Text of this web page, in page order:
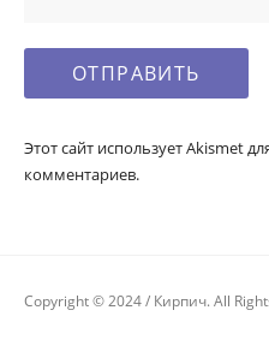
Этот сайт использует Akismet
комментариев.
Copyright © 2024 / Кирпич. All